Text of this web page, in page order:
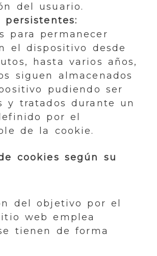
del usuario.
persistentes:
para permanecer
el dispositivo desde
hasta varios años,
siguen almacenados
pudiendo ser
y tratados durante un
por el
de la cookie.
cookies según su
del objetivo por el
web emplea
tienen de forma